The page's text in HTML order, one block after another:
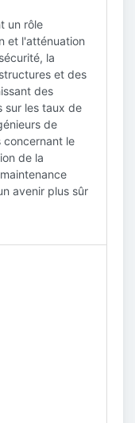
un rôle
et l'atténuation
la
et des
des
sur les taux de
de
concernant le
de la
avenir plus sûr